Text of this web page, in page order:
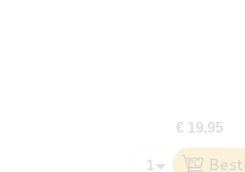
€ 19,95